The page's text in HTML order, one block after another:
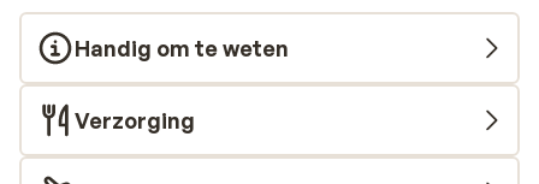
Handig om te weten
Verzorging